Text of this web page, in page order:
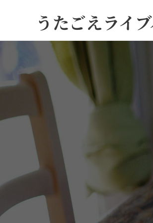
うたごえライ